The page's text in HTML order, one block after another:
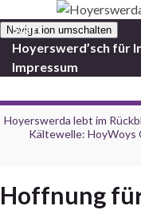
Navigation umschalten
Start
Hoyerswerd’sch für
Impressum
Hoyerswerda lebt im
Kältewelle:
Hoffnung